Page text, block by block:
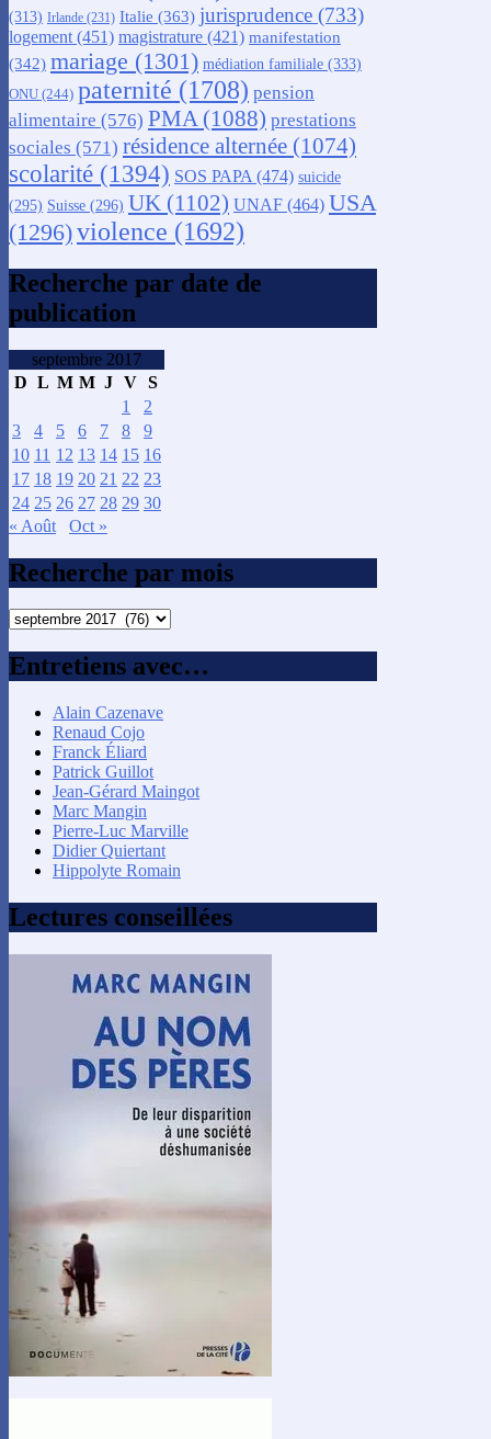
(313) Irlande (231) Italie (363) jurisprudence (733)
logement (451) magistrature (421) manifestation
(342) mariage (1301) médiation familiale (333)
ONU (244) paternité (1708) pension
alimentaire (576) PMA(1088) prestations
sociales (571) résidence alternée (1074)
scolarité (1394) SOS PAPA(474) suicide
(295) Suisse (296) UK (1102) UNAF (464) USA
(1296)violence (1692)
Recherche par date de
publication
septembre 2017
D L M M J V S
1
2
3
4 5 6 7 8
9
10 11 12 13 14 15 16
17 18 19 20 21 22 23
24 25 26 27 28 29 30
« Août
Oct »
Recherche par mois
Recherche
mois
Entretiens avec…
Alain Cazenave
Renaud Cojo
Franck Éliard
Patrick Guillot
Jean-Gérard Maingot
Marc Mangin
Pierre-Luc Marville
Didier Quiertant
Hippolyte Romain
Lectures conseillées